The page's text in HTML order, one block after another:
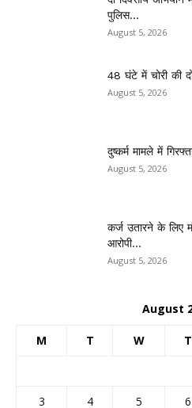
पुलिस...
August 5, 2026
48 घंटे में चोरी की
August 5, 2026
दुष्कर्म मामले में
August 5, 2026
कर्ज उतारने के लिए
आरोपी...
August 5, 2026
August
M T W T
3
4 5 6